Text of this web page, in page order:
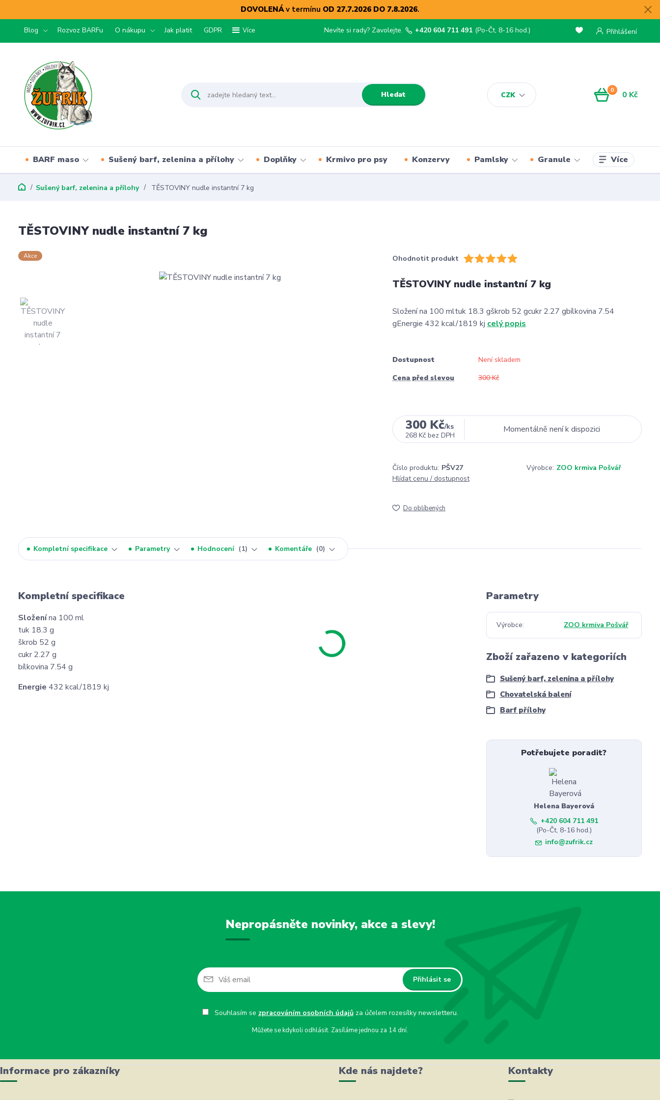
DOVOLENÁv termínu OD 27.7.2026 DO 7.8.2026.
Blog Rozvoz BARFu O nákupu Jak platit GDPR Více
CZK
Přihlášení
Hledat
Nevíte si rady? Zavolejte. +420 604 711 491 (Po-Čt, 8-16 hod.)
0 0 Kč
BARF maso Sušený barf, zelenina a přílohy Doplňky Krmivo pro psy Konzervy Pamlsky Granule Více
Sušený barf, zelenina a přílohy TĚSTOVINY nudle instantní 7 kg
TĚSTOVINY nudle instantní 7 kg
Akce Ohodnotit produkt
TĚSTOVINY nudle instantní 7 kg
Složení na 100 mltuk 18.3 gškrob 52 gcukr 2.27 gbílkovina 7.54
gEnergie 432 kcal/1819 kj celý popis
Dostupnost
Není skladem
Cena před slevou
300 Kč
300 Kč/ks
268 Kč bez DPH
Momentálně není k dispozici
Číslo produktu: PŠV27 Výrobce: ZOO krmiva Pošvář
Hlídat cenu / dostupnost
Do oblíbených
Kompletní specifikace Parametry Hodnocení 1 Komentáře 0
Kompletní specifikace
Složenína 100 ml
tuk 18.3 g
škrob 52 g
cukr 2.27 g
bílkovina 7.54 g
Energie 432 kcal/1819 kj
Parametry
Výrobce ZOO krmiva Pošvář
Zboží zařazeno v kategoriích
Sušený barf, zelenina a přílohy
Chovatelská balení
Barf přílohy
Potřebujete poradit?
Helena Bayerová
+420 604 711 491
(Po-Čt, 8-16 hod.)
info@zufrik.cz
Nepropásněte novinky, akce a slevy!
Přihlásit se
Souhlasím se zpracováním osobních údajůza účelem rozesílky newsletteru.
Můžete se kdykoli odhlásit. Zasíláme jednou za 14 dní.
Informace pro zákazníky Kde nás najdete? Kontakty